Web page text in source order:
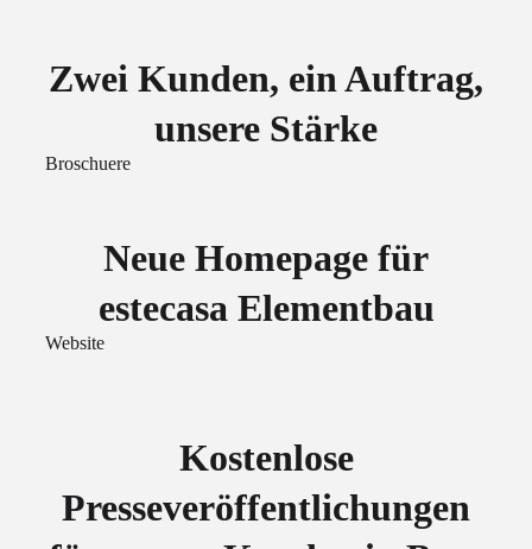
Zwei Kunden, ein Auftrag,
unsere Stärke
Broschuere
Neue Homepage für
estecasa Elementbau
Website
Kostenlose
Presseveröffentlichungen